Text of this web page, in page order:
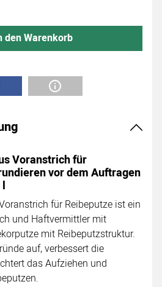
den Warenkorb
Voranstrich für
vor dem Auftragen
l
für Reibeputze ist ein
und Haftvermittler mit
mit Reibeputzstruktur.
auf, verbessert die
das Aufziehen und